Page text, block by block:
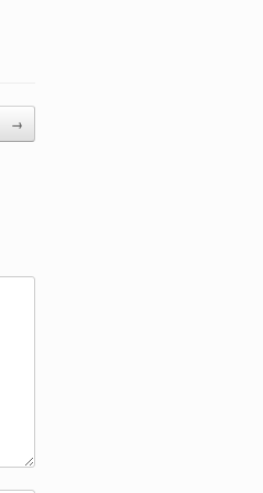
→